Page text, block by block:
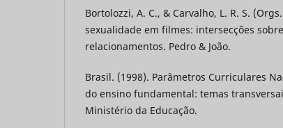
Bortolozzi, A. C., & Carvalho, L. R. S.
sexualidade em filmes: intersecções
relacionamentos. Pedro & João.
Brasil. (1998). Parâmetros Curriculares
do ensino fundamental: temas
Ministério da Educação.